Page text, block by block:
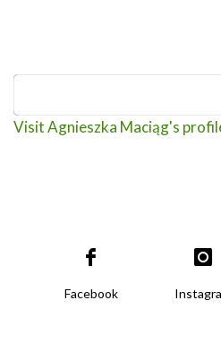
Visit Agnieszka Maciąg's
Facebook